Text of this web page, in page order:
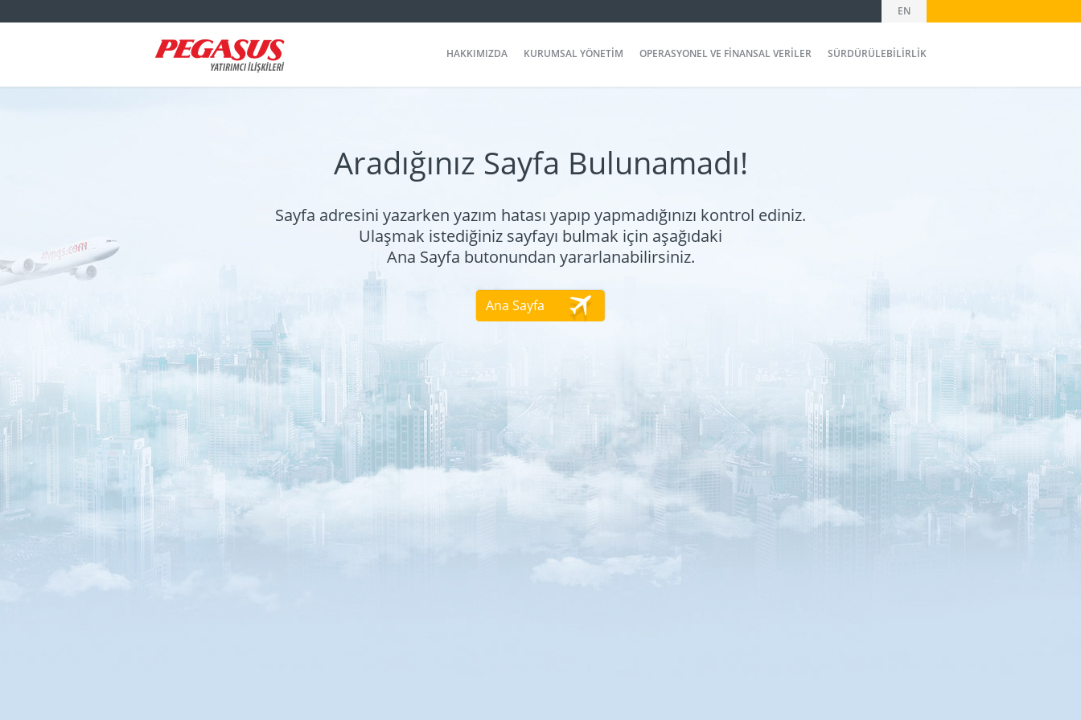
EN
HAKKIMIZDA KURUMSAL YÖNETİM OPERASYONEL VE FİNANSAL VERİLER SÜRDÜRÜLEBİLİRLİK
Aradığınız Sayfa Bulunamadı!
Sayfa adresini yazarken yazım hatası yapıp yapmadığınızı kontrol ediniz.
Ulaşmak istediğiniz sayfayı bulmak için aşağıdaki
Ana Sayfa butonundan yararlanabilirsiniz.
Ana Sayfa